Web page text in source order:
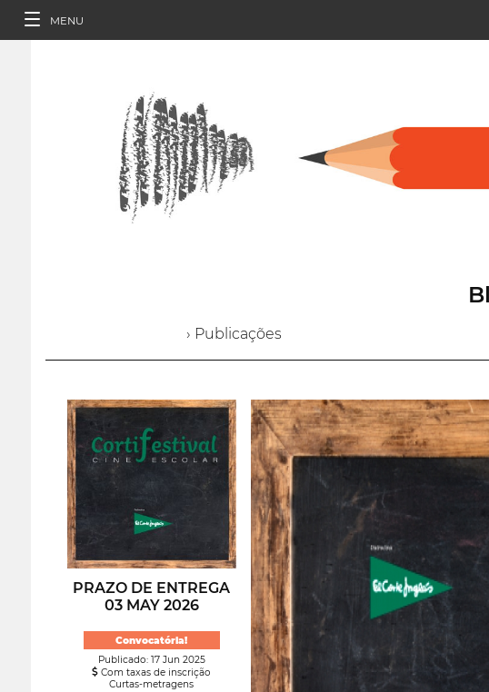
MENU
› Publicações
PRAZO DE ENTREGA
03 MAY 2026
Convocatória!
Publicado: 17 Jun 2025
Com taxas de inscrição
Curtas-metragens